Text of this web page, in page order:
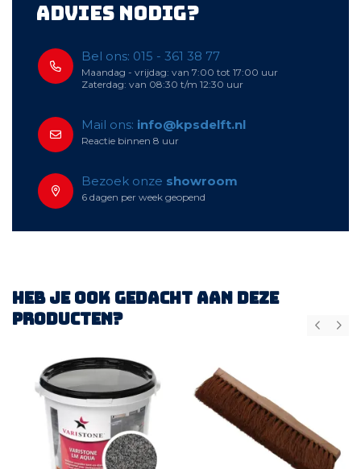
Advies nodig?
Bel ons: 015 - 361 38 77
Maandag - vrijdag: van 7:00 tot 17:00 uur
Zaterdag: van 08:30 t/m 12:30 uur
Mail ons: info@kpsdelft.nl
Reactie binnen 8 uur
Bezoek onze showroom
6 dagen per week geopend
Heb je ook gedacht aan deze
producten?